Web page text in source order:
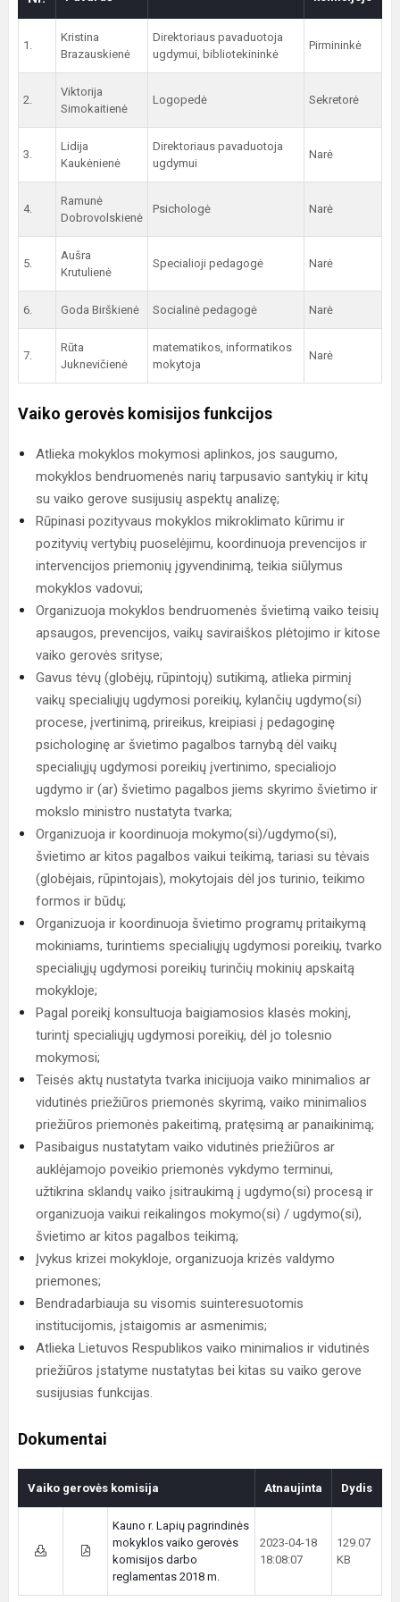
1.
Kristina
Brazauskienė
Direktoriaus pavaduotoja
ugdymui, bibliotekininkė
Pirmininkė
2.
Viktorija
Simokaitienė
Logopedė Sekretorė
3.
Lidija
Kaukėnienė
Direktoriaus pavaduotoja
ugdymui
Narė
4.
Ramunė
Dobrovolskienė
Psichologė Narė
5.
Aušra
Krutulienė
Specialioji pedagogė Narė
6. Goda Birškienė Socialinė pedagogė Narė
7.
Rūta
Juknevičienė
matematikos, informatikos
mokytoja
Narė
Vaiko gerovės komisijos funkcijos
Atlieka mokyklos mokymosi aplinkos, jos saugumo,
mokyklos bendruomenės narių tarpusavio santykių ir kitų
su vaiko gerove susijusių aspektų analizę;
Rūpinasi pozityvaus mokyklos mikroklimato kūrimu ir
pozityvių vertybių puoselėjimu, koordinuoja prevencijos ir
intervencijos priemonių įgyvendinimą, teikia siūlymus
mokyklos vadovui;
Organizuoja mokyklos bendruomenės švietimą vaiko teisių
apsaugos, prevencijos, vaikų saviraiškos plėtojimo ir kitose
vaiko gerovės srityse;
Gavus tėvų (globėjų, rūpintojų) sutikimą, atlieka pirminį
vaikų specialiųjų ugdymosi poreikių, kylančių ugdymo(si)
procese, įvertinimą, prireikus, kreipiasi į pedagoginę
psichologinę ar švietimo pagalbos tarnybą dėl vaikų
specialiųjų ugdymosi poreikių įvertinimo, specialiojo
ugdymo ir (ar) švietimo pagalbos jiems skyrimo švietimo ir
mokslo ministro nustatyta tvarka;
Organizuoja ir koordinuoja mokymo(si)/ugdymo(si),
švietimo ar kitos pagalbos vaikui teikimą, tariasi su tėvais
(globėjais, rūpintojais), mokytojais dėl jos turinio, teikimo
formos ir būdų;
Organizuoja ir koordinuoja švietimo programų pritaikymą
mokiniams, turintiems specialiųjų ugdymosi poreikių, tvarko
specialiųjų ugdymosi poreikių turinčių mokinių apskaitą
mokykloje;
Pagal poreikį konsultuoja baigiamosios klasės mokinį,
turintį specialiųjų ugdymosi poreikių, dėl jo tolesnio
mokymosi;
Teisės aktų nustatyta tvarka inicijuoja vaiko minimalios ar
vidutinės priežiūros priemonės skyrimą, vaiko minimalios
priežiūros priemonės pakeitimą, pratęsimą ar panaikinimą;
Pasibaigus nustatytam vaiko vidutinės priežiūros ar
auklėjamojo poveikio priemonės vykdymo terminui,
užtikrina sklandų vaiko įsitraukimą į ugdymo(si) procesą ir
organizuoja vaikui reikalingos mokymo(si) / ugdymo(si),
švietimo ar kitos pagalbos teikimą;
Įvykus krizei mokykloje, organizuoja krizės valdymo
priemones;
Bendradarbiauja su visomis suinteresuotomis
institucijomis, įstaigomis ar asmenimis;
Atlieka Lietuvos Respublikos vaiko minimalios ir vidutinės
priežiūros įstatyme nustatytas bei kitas su vaiko gerove
susijusias funkcijas.
Dokumentai
Vaiko gerovės komisija Atnaujinta Dydis
Kauno r. Lapių pagrindinės
mokyklos vaiko gerovės
komisijos darbo
reglamentas 2018 m.
2023-04-18
18:08:07
129.07
KB